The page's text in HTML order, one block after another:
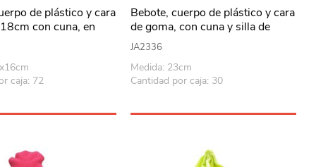
de plástico y cara
con cuna, en
caja: 72
Bebote, cuerpo de plástico y cara
de goma, con cuna y silla de
comer, en caja
JA2336
Medida: 23cm
Cantidad por caja: 30